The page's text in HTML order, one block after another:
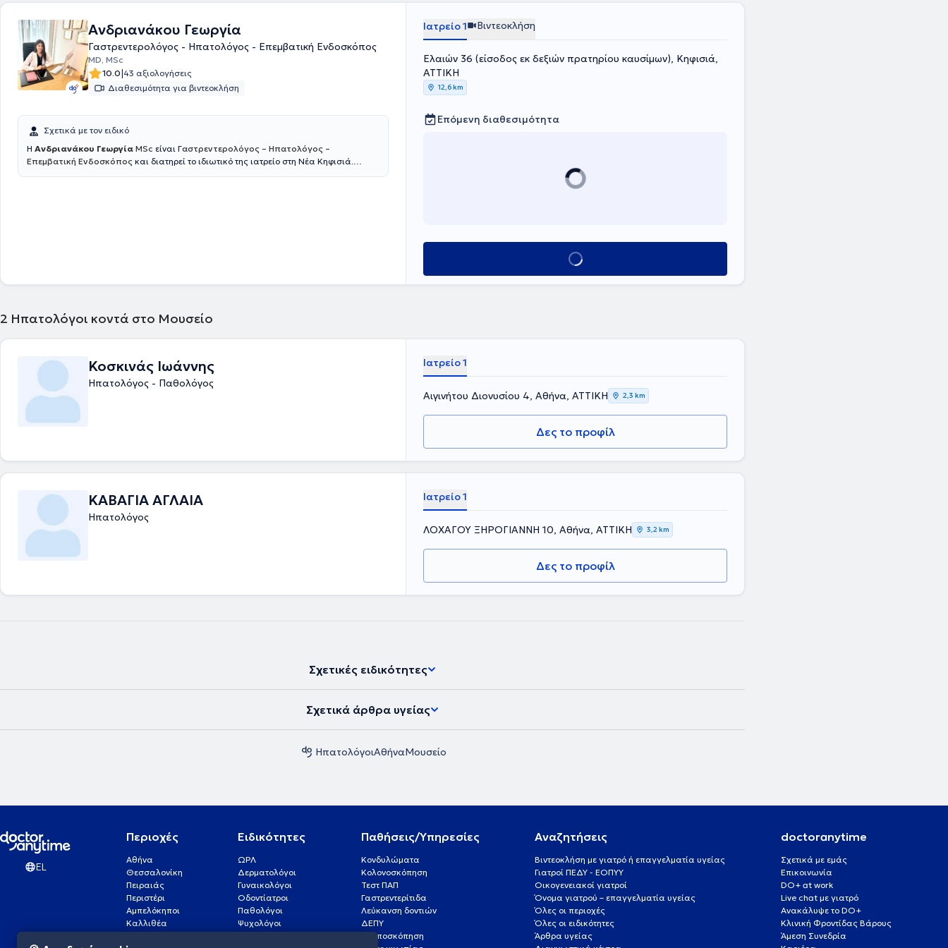
70 ελληνικά και διεθνή συνέδρια συμμετέχοντας ενεργά ως ομιλήτρια σε θεματικές
σχετικές της εξειδίκευσής της.
Ανδριανάκου Γεωργία
Γαστρεντερολόγος - Ηπατολόγος - Επεμβατική Ενδοσκόπος
MD, MSc
10.0|43 αξιολογήσεις
Διαθεσιμότητα για βιντεοκλήση
Σχετικά με τον ειδικό
H Ανδριανάκου Γεωργία MSc είναι Γαστρεντερολόγος – Ηπατολόγος –
Επεμβατική Ενδοσκόπος και διατηρεί το ιδιωτικό της ιατρείο στη Νέα Κηφισιά.
Curie του Παρισίου. Το 2018 επέστρεψε στην Ελλάδα και ξεκίνησε την ειδίκευσή της
στη Γαστρεντερολογία – Ηπατολογία στο Γενικό Νοσοκομείο Αθηνών "Γ. ΓΕΝΝΗΜΑΤΑΣ".
Το 2020 ολοκλήρωσε επιτυχώς μετά από γραπτές εξετάσεις την παρακολούθηση του
Εταιρία Μελέτης Ήπατος. Επιπρόσθετα, το 2021 παρακολούθησε επιτυχώς το
Ενδοσκοπικό Σχολείο, υπό την αιγίδα της Ελληνικής Γαστρεντερολογικής Εταιρείας.
Το 2022 έλαβε τον τίτλο της Ιατρικής Ειδικότητας της Γαστρεντερολογίας –
Ηπατολογίας. Από το 2022 έως το 2025 συνέχισε να εργάζεται στη
μελετών, παραμένοντας έτσι σε συνεχή ενημέρωση για τις εξελίξεις στον τομέα της.
Αποτελεί ενεργό μέλος της Ελληνικής Γαστρεντερολογικής Εταιρείας, της Ελληνικής
Εταιρίας Μελέτης Ήπατος και της Ελληνικής Ομάδας Μελέτης των Ιδιοπαθών
Φλεγμονωδών Νοσημάτων του Εντέρου. Στο ιατρείο της διαχειρίζεται περιστατικά
όπως : γαστροοισοφαγική παλινδρόμηση , διερεύνηση αναιμίας, κοιλιακό άλγος,
σύνδρομο ευερέθιστου εντέρου, έλεγχος για ελικοβακτηρίδιο του πυλωρού, λιπώδης
του ήπατος, αιμορροΐδες και άλλα. Ταυτόχρονα, προγραμματίζει άμεσα μαζί με τον
Ιατρείο 1 Βιντεοκλήση
Ελαιών 36 (είσοδος εκ δεξιών πρατηρίου καυσίμων), Κηφισιά,
ΑΤΤΙΚΗ
12,6 km
Επόμενη διαθεσιμότητα
Κλείσε ραντεβού
2 Ηπατολόγοι κοντά στο Μουσείο
Κοσκινάς Ιωάννης
Ηπατολόγος - Παθολόγος
Ιατρείο 1
Αιγινήτου Διονυσίου 4, Αθήνα, ΑΤΤΙΚΗ 2,3 km
Δες το προφίλ
ΚΑΒΑΓΙΑ ΑΓΛΑΙΑ
Ηπατολόγος
Ιατρείο 1
ΛΟΧΑΓΟΥ ΞΗΡΟΓΙΑΝΝΗ 10, Αθήνα, ΑΤΤΙΚΗ 3,2 km
Δες το προφίλ
Σχετικές ειδικότητες
Σχετικά άρθρα υγείας
ΗπατολόγοιΑθήναΜουσείο
EL
Περιοχές
Αθήνα
Θεσσαλονίκη
Πειραιάς
Περιστέρι
Αμπελόκηποι
Καλλιθέα
Πάτρα
Ειδικότητες
ΩΡΛ
Δερματολόγοι
Γυναικολόγοι
Οδοντίατροι
Παθολόγοι
Ψυχολόγοι
Οφθαλμίατροι
Παθήσεις/Υπηρεσίες
Κονδυλώματα
Κολονοσκόπηση
Τεστ ΠΑΠ
Γαστρεντερίτιδα
Λεύκανση δοντιών
ΔΕΠΥ
Κολποσκόπηση
Αναζητήσεις
Βιντεοκλήση με γιατρό ή επαγγελματία υγείας
Γιατροί ΠΕΔΥ - ΕΟΠΥΥ
Οικογενειακοί γιατροί
Όνομα γιατρού – επαγγελματία υγείας
Όλες οι περιοχές
Όλες οι ειδικότητες
Άρθρα υγείας
doctoranytime
Σχετικά με εμάς
Επικοινωνία
DO+ at work
Live chat με γιατρό
Ανακάλυψε το DO+
Κλινική Φροντίδας Βάρους
Άμεση Συνεδρία